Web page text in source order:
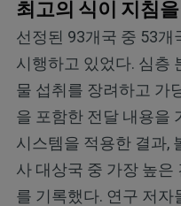
최고의 식이 지침
선정된 93개국 중 53개
시행하고 있었다. 심층
물 섭취를 장려하고 가
을 포함한 전달 내용을
시스템을 적용한 결과,
사 대상국 중 가장 높은
를 기록했다. 연구 저자